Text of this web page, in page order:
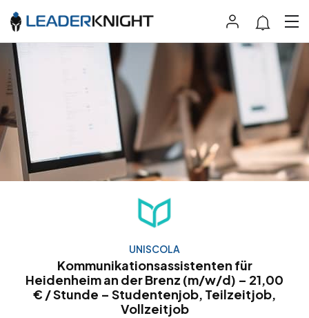
UNISCOLA
Kommunikationsassistenten für
Heidenheim an der Brenz (m/w/d) – 21,00
€ / Stunde – Studentenjob, Teilzeitjob,
Vollzeitjob